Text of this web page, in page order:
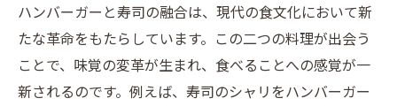
ハンバーガーと寿司の融合は、現代の食文化において新
たな革命をもたらしています。この二つの料理が出会う
ことで、味覚の変革が生まれ、食べることへの感覚が一
新されるのです。例えば、寿司のシャリをハンバーガー